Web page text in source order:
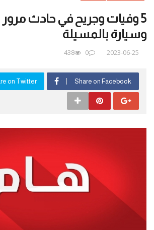
5 وفيات وجريح في حادث مرور
وسيارة بالمسيلة
2023-06-25
0
438
Share on Facebook
on Twitter